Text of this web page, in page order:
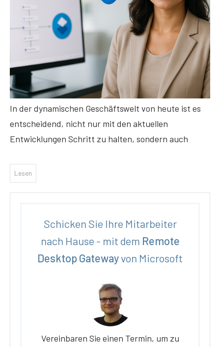
In der dynamischen Geschäftswelt von heute ist es
entscheidend, nicht nur mit den aktuellen
Entwicklungen Schritt zu halten, sondern auch
Lesen
Schicken Sie Ihre Mitarbeiter
nach Hause - mit dem Remote
Desktop Gatewayvon Microsoft
Vereinbaren Sie einen Termin, um zu